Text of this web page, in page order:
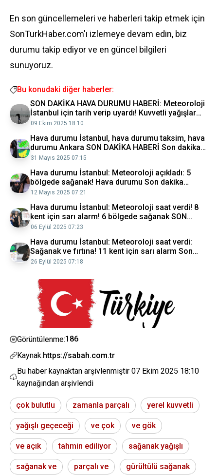
En son güncellemeleri ve haberleri takip etmek için
SonTurkHaber.com'ı izlemeye devam edin, biz
durumu takip ediyor ve en güncel bilgileri
sunuyoruz.
Bu konudaki diğer haberler:
SON DAKİKA HAVA DURUMU HABERİ: Meteoroloji
İstanbul için tarih verip uyardı! Kuvvetli yağışlar
geliyor
09 Ekim 2025 18:10
Hava durumu İstanbul, hava durumu taksim, hava
durumu Ankara SON DAKİKA HABERİ Son dakika
haberleri
31 Mayıs 2025 07:15
Hava durumu İstanbul: Meteoroloji açıkladı: 5
bölgede sağanak! Hava durumu Son dakika
haberleri
12 Mayıs 2025 07:21
Hava durumu İstanbul: Meteoroloji saat verdi! 8
kent için sarı alarm! 6 bölgede sağanak SON
DAKİKA Son dakika haberleri
06 Eylül 2025 07:23
Hava durumu İstanbul: Meteoroloji saat verdi:
Sağanak ve fırtına! 11 kent için sarı alarm Son
dakika haberleri
26 Eylül 2025 07:18
Görüntülenme:186
Kaynak:https://sabah.com.tr
Bu haber kaynaktan arşivlenmiştir 07 Ekim 2025 18:10
kaynağından arşivlendi
çok bulutlu zamanla parçalı yerel kuvvetli
yağışlı geçeceği ve çok ve gök
ve açık tahmin ediliyor sağanak yağışlı
sağanak ve parçalı ve gürültülü sağanak